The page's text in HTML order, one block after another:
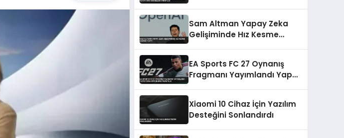
Sam Altman Yapay Zeka
Gelişiminde Hız Kesme
EA Sports FC 27 Oynanış
Fragmanı Yayımlandı Yapay
Xiaomi 10 Cihaz İçin Yazılım
Desteğini Sonlandırdı